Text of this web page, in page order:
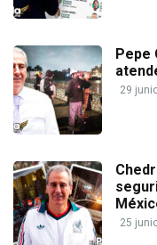
Pepe
29
25